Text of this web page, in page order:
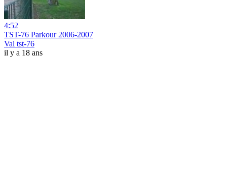
4:52
TST-76 Parkour 2006-2007
Val tst-76
il y a 18 ans